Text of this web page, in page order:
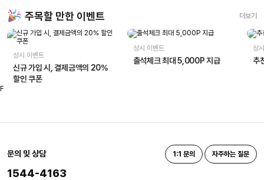
주목할 만한 이벤트 더보기
상시 이벤트
신규 가입 시, 결제금액의 20%
할인 쿠폰
상시 이벤트
출석체크 최대 5,000P 지급
상
추
F
문의 및 상담
1544-4163
1:1 문의 자주하는 질문